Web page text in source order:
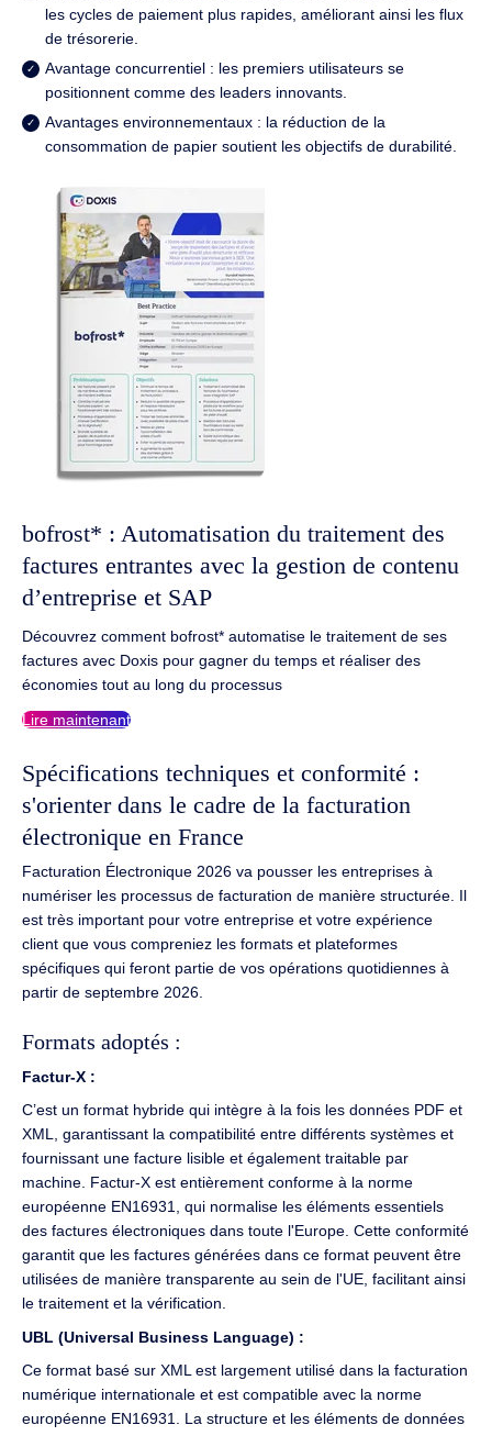
les cycles de paiement plus rapides, améliorant ainsi les flux
de trésorerie.
Avantage concurrentiel : les premiers utilisateurs se
positionnent comme des leaders innovants.
Avantages environnementaux : la réduction de la
consommation de papier soutient les objectifs de durabilité.
bofrost* : Automatisation du traitement des
factures entrantes avec la gestion de contenu
d’entreprise et SAP
Découvrez comment bofrost* automatise le traitement de ses
factures avec Doxis pour gagner du temps et réaliser des
économies tout au long du processus
Lire maintenant
Spécifications techniques et conformité :
s'orienter dans le cadre de la facturation
électronique en France
Facturation Électronique 2026 va pousser les entreprises à
numériser les processus de facturation de manière structurée. Il
est très important pour votre entreprise et votre expérience
client que vous compreniez les formats et plateformes
spécifiques qui feront partie de vos opérations quotidiennes à
partir de septembre 2026.
Formats adoptés :
Factur-X :
C’est un format hybride qui intègre à la fois les données PDF et
XML, garantissant la compatibilité entre différents systèmes et
fournissant une facture lisible et également traitable par
machine. Factur-X est entièrement conforme à la norme
européenne EN16931, qui normalise les éléments essentiels
des factures électroniques dans toute l'Europe. Cette conformité
garantit que les factures générées dans ce format peuvent être
utilisées de manière transparente au sein de l'UE, facilitant ainsi
le traitement et la vérification.
UBL (Universal Business Language) :
Ce format basé sur XML est largement utilisé dans la facturation
numérique internationale et est compatible avec la norme
européenne EN16931. La structure et les éléments de données